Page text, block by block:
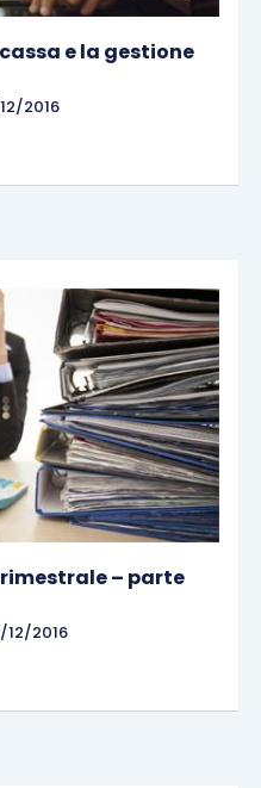
e la gestione
2016
– parte
12/2016